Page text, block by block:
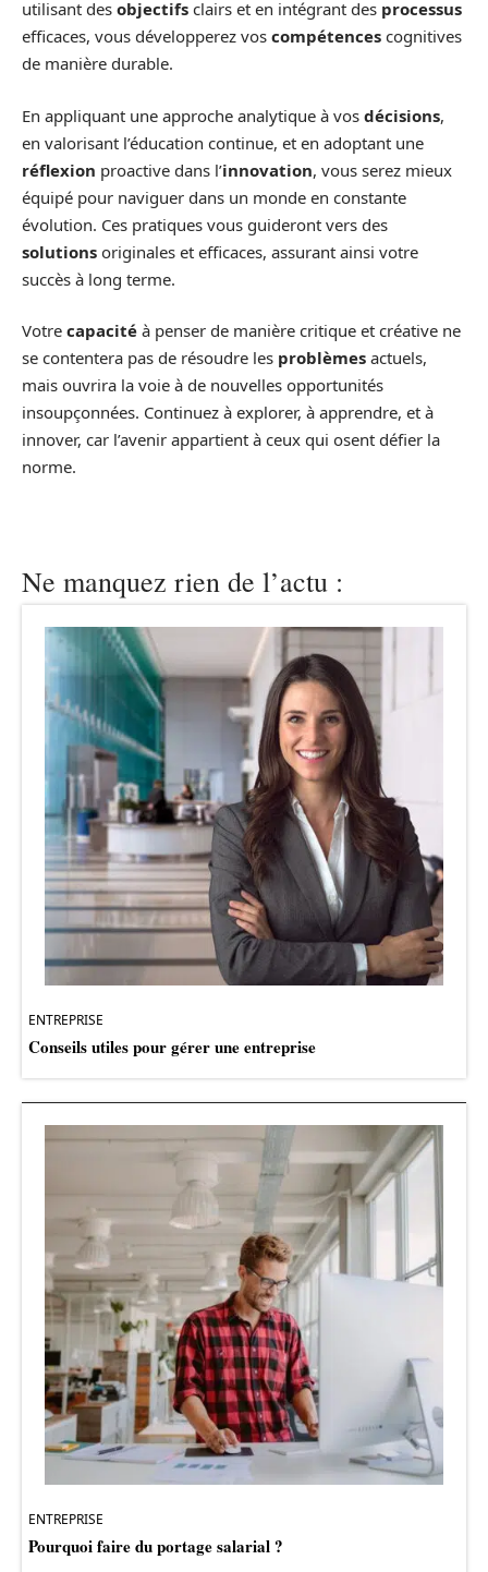
utilisant des objectifs clairs et en intégrant des processus
efficaces, vous développerez vos compétences cognitives
de manière durable.
En appliquant une approche analytique à vos décisions,
en valorisant l’éducation continue, et en adoptant une
réflexion proactive dans l’innovation, vous serez mieux
équipé pour naviguer dans un monde en constante
évolution. Ces pratiques vous guideront vers des
solutions originales et efficaces, assurant ainsi votre
succès à long terme.
Votre capacité à penser de manière critique et créative ne
se contentera pas de résoudre les problèmes actuels,
mais ouvrira la voie à de nouvelles opportunités
insoupçonnées. Continuez à explorer, à apprendre, et à
innover, car l’avenir appartient à ceux qui osent défier la
norme.
Ne manquez rien de l’actu :
ENTREPRISE
Conseils utiles pour gérer une entreprise
ENTREPRISE
Pourquoi faire du portage salarial ?